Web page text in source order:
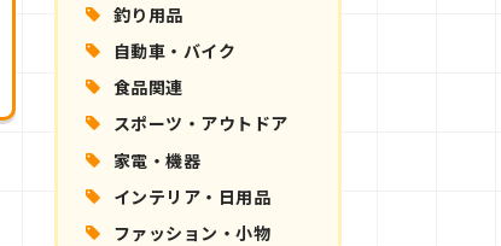
釣り用品
自動車・バイク
食品関連
スポーツ・アウトドア
家電・機器
インテリア・日用品
ファッション・小物